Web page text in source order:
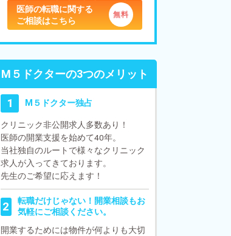
医師の転職に関する
ご相談はこちら
Ⅿ５ドクターの3つのメリット
1 Ⅿ５ドクター独占
クリニック非公開求人多数あり！
医師の開業支援を始めて40年。
当社独自のルートで様々なクリニック
求人が入ってきております。
先生のご希望に応えます！
2
転職だけじゃない！開業相談もお
気軽にご相談ください。
開業するためには物件が何よりも大切